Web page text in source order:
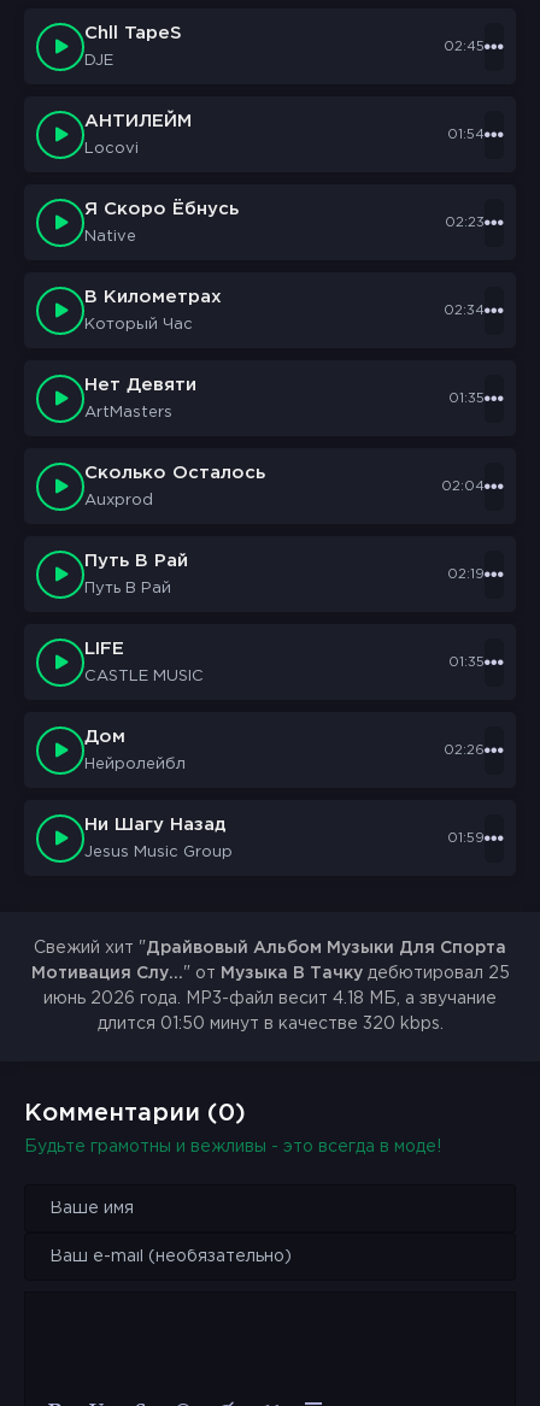
Chll TapeS
DJE
02:45
АНТИЛЕЙМ
Locovi
01:54
Я Скоро Ёбнусь
Native
02:23
В Километрах
Который Час
02:34
Нет Девяти
ArtMasters
01:35
Сколько Осталось
Auxprod
02:04
Путь В Рай
Путь В Рай
02:19
LIFE
CASTLE MUSIC
01:35
Дом
Нейролейбл
02:26
Ни Шагу Назад
Jesus Music Group
01:59
Свежий хит "Драйвовый Альбом Музыки Для Спорта
Мотивация Слу..." от Музыка В Тачкудебютировал 25
июнь 2026 года. MP3-файл весит 4.18 МБ, а звучание
длится 01:50 минут в качестве 320 kbps.
Комментарии (0)
Будьте грамотны и вежливы - это всегда в моде!